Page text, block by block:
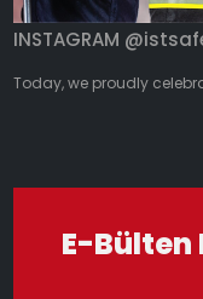
INSTAGRAM
Today, we proudly
E-Bülten